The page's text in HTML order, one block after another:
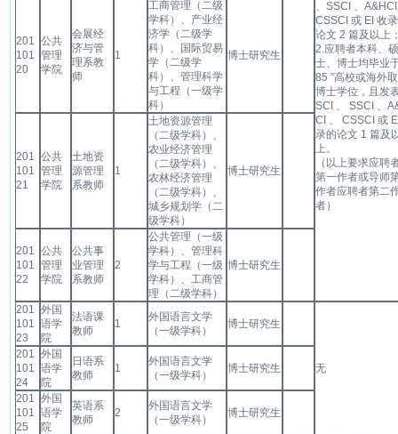
、SSCI 、
CSSCI 或 EI 收
论文 2 篇及以上
2.应聘者本科、硕
士、博士均毕业
85 ”高校或海外
博士学位，且发
SCI 、 SSCI 、
CI 、 CSSCI 或
录的论文 1 篇及
上。
（以上要求应聘
第一作者或导师
作者应聘者第二
者）
201
101
20
公共
管理
学院
会展经
济与管
理系教
师
1
工商管理（二级
学科）、产业经
济学（二级学
科）、国际贸易
学（二级学
科）、管理科学
与工程（一级学
科）
博士研究生
201
101
21
公共
管理
学院
土地资
源管理
系教师
1
土地资源管理
（二级学科）、
农业经济管理
（二级学科）、
农林经济管理
（二级学科）、
城乡规划学（二
级学科）
博士研究生
201
101
22
公共
管理
学院
公共事
业管理
系教师
2
公共管理（一级
学科）、管理科
学与工程（一级
学科）、工商管
理（二级学科）
博士研究生
201
101
23
外国
语学
院
法语课
教师
1
外国语言文学
（一级学科）
博士研究生
无
201
101
24
外国
语学
院
日语系
教师
1
外国语言文学
（一级学科）
博士研究生
201
101
25
外国
语学
院
英语系
教师
2
外国语言文学
（一级学科）
博士研究生